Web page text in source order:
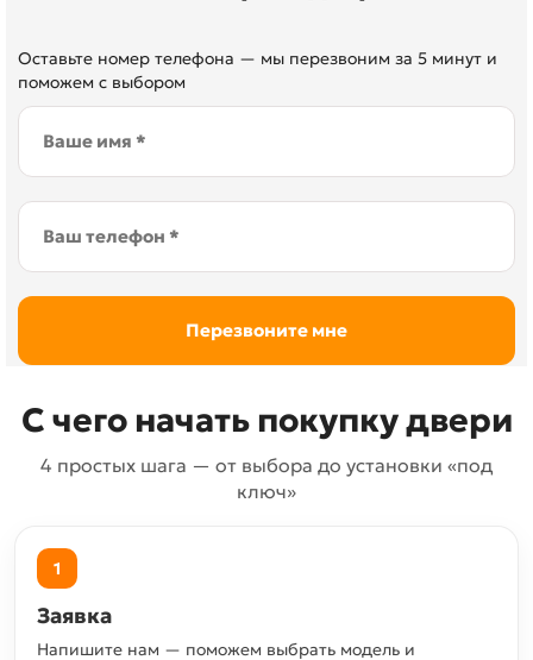
Оставьте номер телефона — мы перезвоним за 5 минут и
поможем с выбором
С чего начать покупку двери
4 простых шага — от выбора до установки «под
ключ»
1
Заявка
Напишите нам — поможем выбрать модель и